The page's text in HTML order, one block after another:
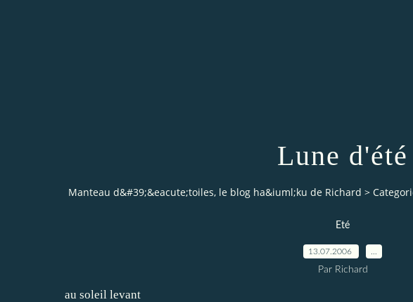
Lune d'été
Manteau d&#39;&eacute;toiles, le blog ha&iuml;ku de Richard >
Eté
13.07.2006
Par Richard
au soleil levant